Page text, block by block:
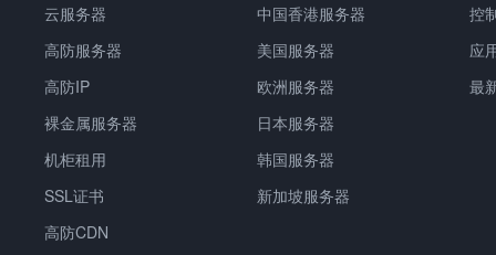
云服务器
高防服务器
高防IP
裸金属服务器
机柜租用
SSL证书
高防CDN
中国香港服务器
美国服务器
欧洲服务器
日本服务器
韩国服务器
新加坡服务器
控
应
最